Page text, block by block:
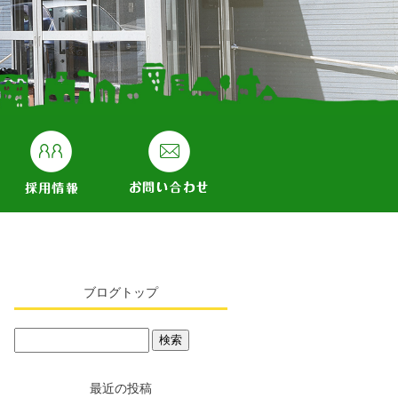
ブログトップ
最近の投稿